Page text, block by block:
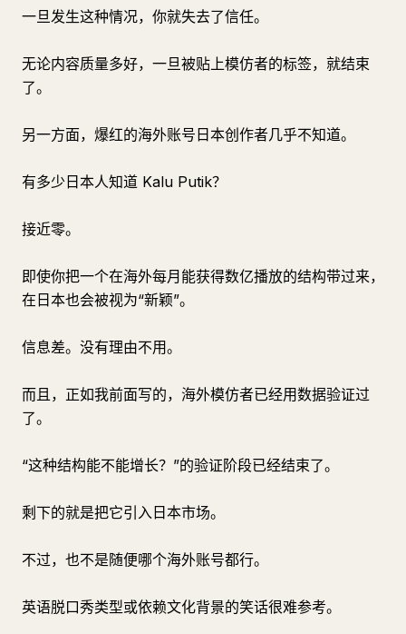
一旦发生这种情况，你就失去了信任。
无论内容质量多好，一旦被贴上模仿者的标签，就结束
了。
另一方面，爆红的海外账号日本创作者几乎不知道。
有多少日本人知道 Kalu Putik？
接近零。
即使你把一个在海外每月能获得数亿播放的结构带过来，
在日本也会被视为“新颖”。
信息差。没有理由不用。
而且，正如我前面写的，海外模仿者已经用数据验证过
了。
“这种结构能不能增长？”的验证阶段已经结束了。
剩下的就是把它引入日本市场。
不过，也不是随便哪个海外账号都行。
英语脱口秀类型或依赖文化背景的笑话很难参考。